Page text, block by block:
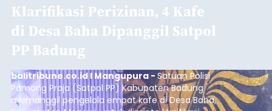
Klarifikasi Perizinan, 4 Kafe
di Desa Baha Dipanggil Satpol
PP Badung
balitribune.co.id I Mangupura - Satuan Polisi
Pamong Praja (Satpol PP) Kabupaten Badung
memanggil pengelola empat kafe di Desa Baha,